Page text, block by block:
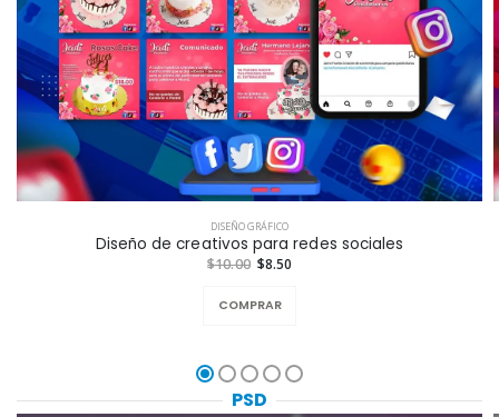
DISEÑO GRÁFICO
Diseño de creativos para redes sociales
$10.00 $8.50
COMPRAR
PSD